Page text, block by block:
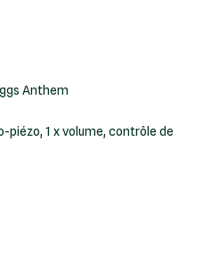
Anthem
piézo, 1 x volume, contrôle de